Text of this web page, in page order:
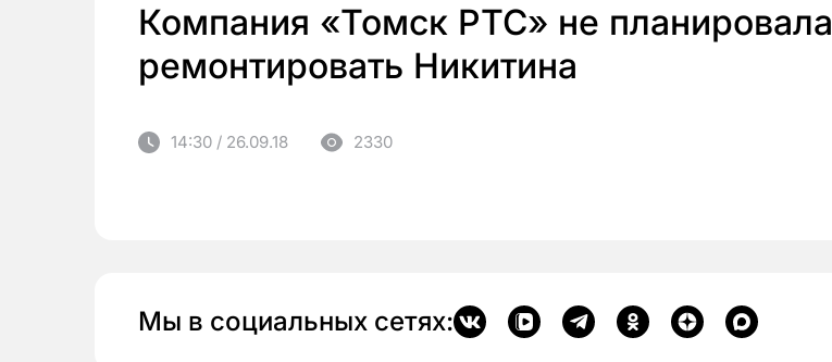
Компания «Томск РТС» не планировала
ремонтировать Никитина
14:30 / 26.09.18 2330
Мы в социальных сетях: